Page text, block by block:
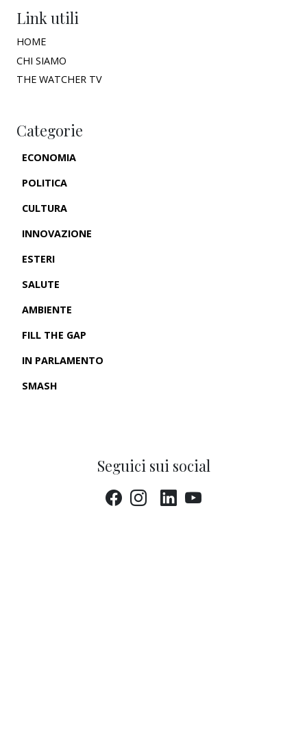
Link utili
HOME
CHI SIAMO
THE WATCHER TV
Categorie
ECONOMIA
POLITICA
CULTURA
INNOVAZIONE
ESTERI
SALUTE
AMBIENTE
FILL THE GAP
IN PARLAMENTO
SMASH
Seguici sui social